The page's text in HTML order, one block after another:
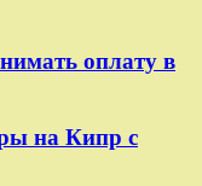
оплату в
на Кипр с